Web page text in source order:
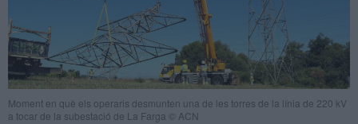
Moment en què els operaris desmunten una de les torres de la línia de 220 kV
a tocar de la subestació de La Farga © ACN